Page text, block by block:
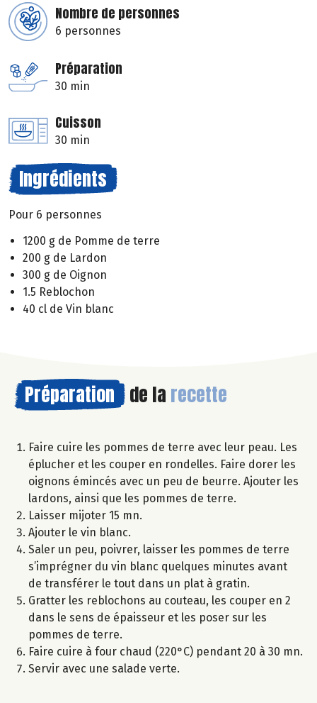
Nombre de personnes
6 personnes
Préparation
30 min
Cuisson
30 min
Ingrédients
Pour 6 personnes
1200 g de Pomme de terre
200 g de Lardon
300 g de Oignon
1.5 Reblochon
40 cl de Vin blanc
Préparation de la recette
Faire cuire les pommes de terre avec leur peau. Les
éplucher et les couper en rondelles. Faire dorer les
oignons émincés avec un peu de beurre. Ajouter les
lardons, ainsi que les pommes de terre.
Laisser mijoter 15 mn.
Ajouter le vin blanc.
Saler un peu, poivrer, laisser les pommes de terre
s’imprégner du vin blanc quelques minutes avant
de transférer le tout dans un plat à gratin.
Gratter les reblochons au couteau, les couper en 2
dans le sens de épaisseur et les poser sur les
pommes de terre.
Faire cuire à four chaud (220°C) pendant 20 à 30 mn.
Servir avec une salade verte.